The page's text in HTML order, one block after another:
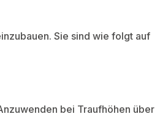
Sie sind wie folgt auf
bei Traufhöhen über